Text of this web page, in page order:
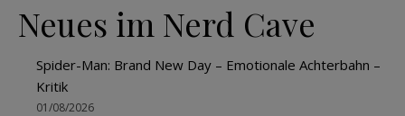
Neues im Nerd Cave
Spider-Man: Brand New Day – Emotionale Achterbahn –
Kritik
01/08/2026